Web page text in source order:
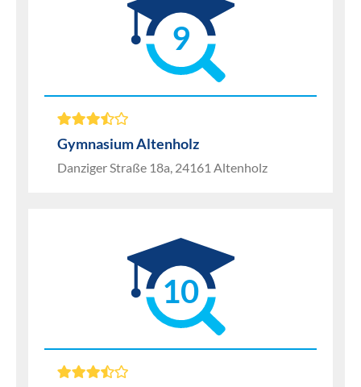
9
Gymnasium Altenholz
Danziger Straße 18a, 24161 Altenholz
10